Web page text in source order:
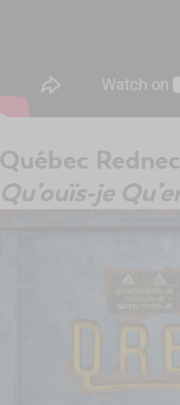
Québec
Qu’ouïs-je